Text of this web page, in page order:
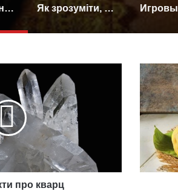
Історія виникнення сережок Як зрозуміти, що чоловік любить?
про кварц
Цікаві
факти
про
айву